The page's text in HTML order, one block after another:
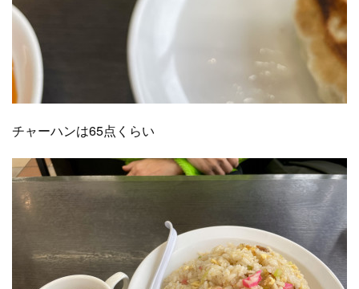
チャーハンは65点くらい